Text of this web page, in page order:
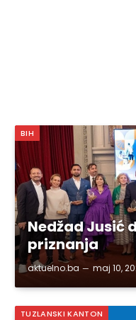
BIH
Nedžad Jusić
priznanja
aktuelno.ba maj 10,
TUZLANSKI KANTON